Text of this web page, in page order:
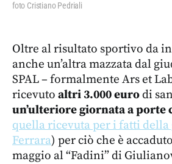
foto Cristiano Pedriali
Oltre al risultato sportivo da
anche un’altra mazzata dal
SPAL – formalmente Ars et
ricevuto altri 3.000 eurodi
un’ulteriore giornata a porte
quella ricevuta per i fatti della
Ferrara) per ciò che è
maggio al “Fadini” di